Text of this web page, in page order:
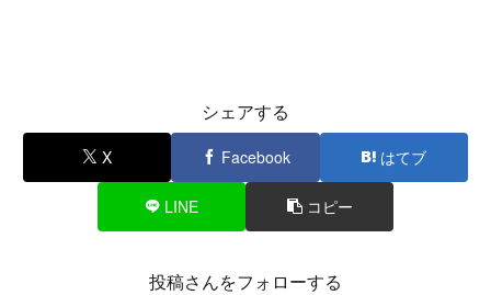
シェアする
X Facebook はてブ
LINE コピー
投稿さんをフォローする